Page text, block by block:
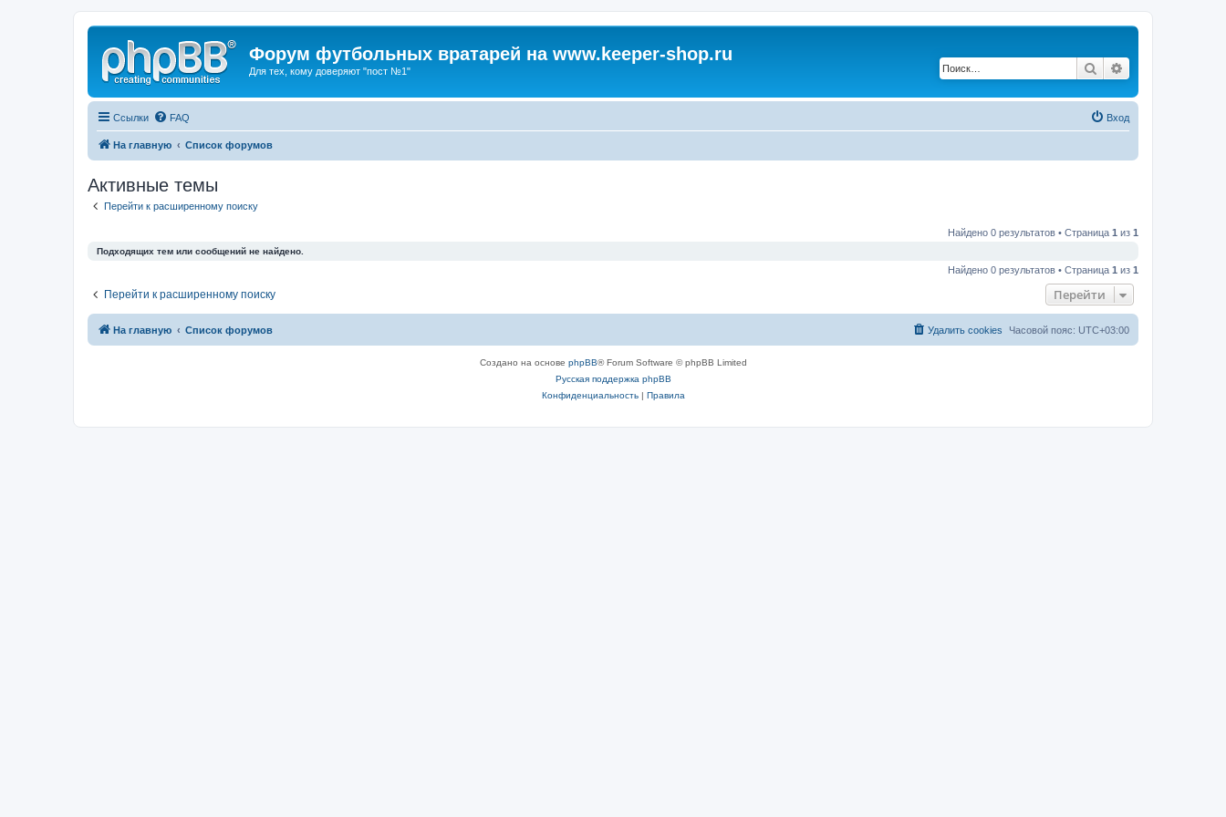
Форум футбольных вратарей на www.keeper-shop.ru
Для тех, кому доверяют "пост №1" Поиск
Ссылки FAQ Вход
На главную Список форумов
Активные темы
Перейти к расширенному поиску
Найдено 0 результатов • Страница 1 из 1
Подходящих тем или сообщений не найдено.
Найдено 0 результатов • Страница 1 из 1
Перейти к расширенному поиску Перейти
На главную Список форумов Часовой пояс: UTC+03:00
Удалить cookies
Создано на основе phpBB® Forum Software © phpBB Limited
Русская поддержка phpBB
Конфиденциальность| Правила